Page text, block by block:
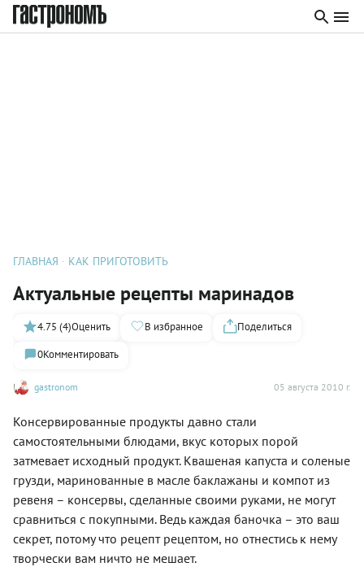
ГЛАВНАЯ КАК ПРИГОТОВИТЬ
Актуальные рецепты маринадов
gastronom 05 августа 2010 г.
4.75 (4)Оценить В избранное
Поделиться
0Комментировать
Консервированные продукты давно стали
самостоятельными блюдами, вкус которых порой
затмевает исходный продукт. Квашеная капуста и соленые
грузди, маринованные в масле баклажаны и компот из
ревеня – консервы, сделанные своими руками, не могут
сравниться с покупными. Ведь каждая баночка – это ваш
секрет, потому что рецепт рецептом, но отнестись к нему
творчески вам ничто не мешает.